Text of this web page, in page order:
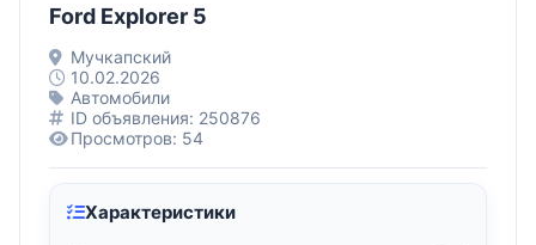
Ford Explorer 5
Мучкапский
10.02.2026
Автомобили
ID объявления: 250876
Просмотров: 54
Характеристики